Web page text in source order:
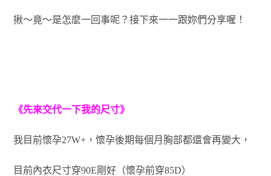
揪～竟～是怎麼一回事呢？接下來一一跟妳們分享喔！
《先來交代一下我的尺寸》
我目前懷孕27W+， 懷孕後期每個月胸部都還會再變大，
目前內衣尺寸穿90E剛好（懷孕前穿85D）